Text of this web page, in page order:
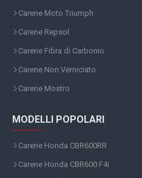
Carene Moto Triumph
Carene Repsol
Carene Fibra di Carbonio
Carene Non Verniciato
Carene Mostro
MODELLI POPOLARI
Carene Honda CBR600RR
Carene Honda CBR600 F4i